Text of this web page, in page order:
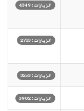
الزيارات: 4349
الزيارات: 2713
الزيارات: 3553
الزيارات: 3902